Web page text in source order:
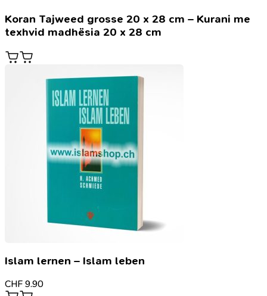
Koran Tajweed grosse 20 x 28 cm – Kurani me
texhvid madhësia 20 x 28 cm
Islam lernen – Islam leben
CHF 9.90